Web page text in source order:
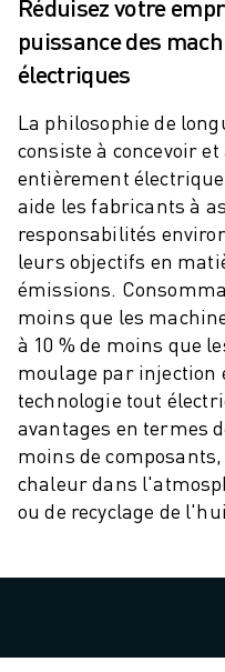
ROBOSHOT MACHINES DE
ROBOSHOT MATÉRIEL
LOGICIEL ROBOSHOT
DURABILITÉ DU ROBOSHOT
ROBOSHOT ENSEMBLE DE
ROBOSHOT MAINTENANCE
COÛT TOTAL D'UNE ROBOSHOT
MACHINES
ROBOCUT MACHINES
ROBOCUT MATÉRIEL
LOGICIEL ROBOCUT
ROBOCUT MAINTENANCE
DURABILITÉ DU ROBOCUT
SOLUTIONS IIOT
SOLUTIONS POUR L'USINE
DES SOLUTIONS D'USINE
ENREGISTREMENT DU
TÉMOIGNAGES
INDUSTRIES
Réduisez votre
puissance des
électriques
La philosophie de
consiste à concevoir
entièrement
aide les fabricants à
responsabilités
leurs objectifs en
émissions.
moins que les
à 10 % de moins que
moulage par injection
technologie tout
avantages en termes
moins de
chaleur dans
ou de recyclage de